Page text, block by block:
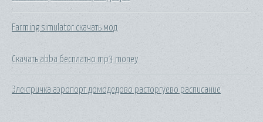
Farming simulator скачать мод
Скачать abba бесплатно mp3 money
Электричка аэропорт домодедово расторгуево расписание